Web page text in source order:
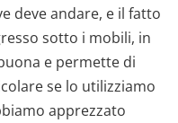
deve andare, e il fatto
sotto i mobili, in
e permette di
se lo utilizziamo
apprezzato